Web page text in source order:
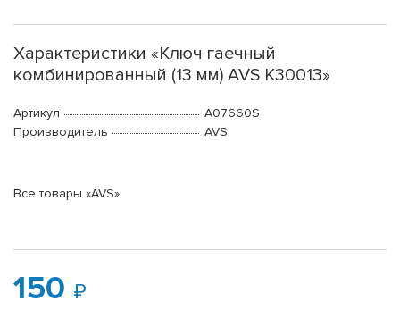
Характеристики «Ключ гаечный
комбинированный (13 мм) AVS K30013»
Артикул
A07660S
Производитель
AVS
Все товары «AVS»
150